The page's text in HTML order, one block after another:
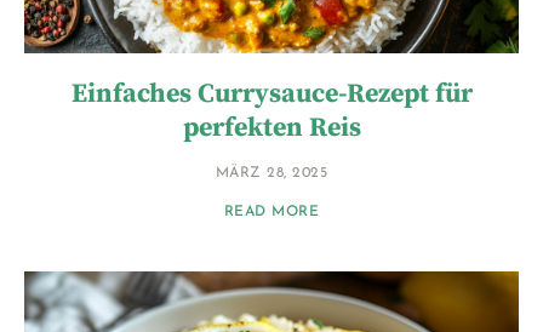
Einfaches Currysauce-Rezept für
perfekten Reis
MÄRZ 28, 2025
READ MORE